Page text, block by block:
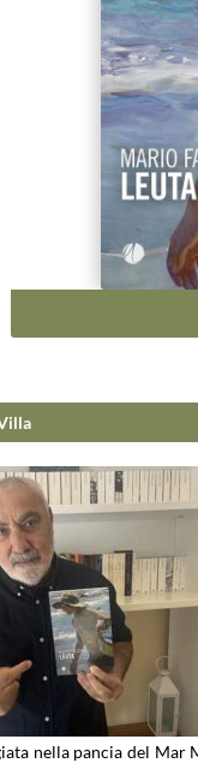
nella pancia del Mar